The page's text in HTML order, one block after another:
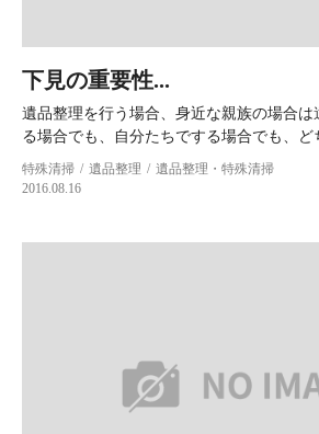
下見の重要性...
遺品整理を行う場合、身近な親族の場合は
る場合でも、自分たちでする場合でも、ど
特殊清掃 遺品整理
遺品整理・特殊清掃
2016.08.16